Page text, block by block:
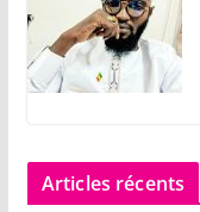
Articles récents